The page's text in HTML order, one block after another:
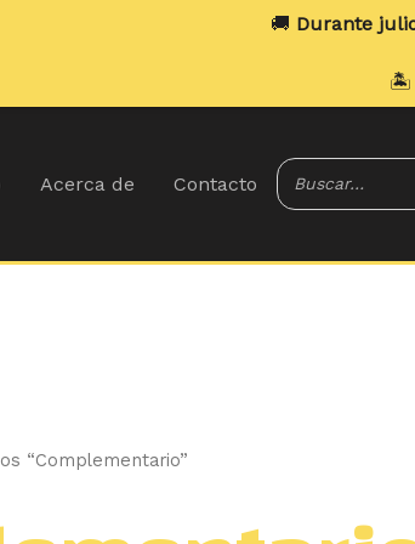
Acerca de Contacto
“Complementario”
Ordenado
Durante julio y